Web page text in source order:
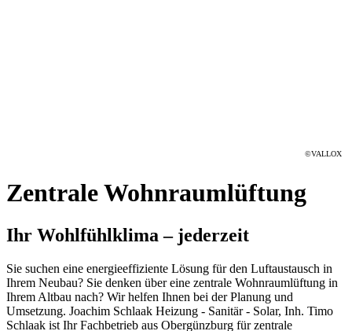
©VALLOX
Zentrale Wohnraumlüftung
Ihr Wohlfühlklima – jederzeit
Sie suchen eine energieeffiziente Lösung für den Luftaustausch in
Ihrem Neubau? Sie denken über eine zentrale Wohnraumlüftung in
Ihrem Altbau nach? Wir helfen Ihnen bei der Planung und
Umsetzung. Joachim Schlaak Heizung - Sanitär - Solar, Inh. Timo
Schlaak ist Ihr Fachbetrieb aus Obergünzburg für zentrale